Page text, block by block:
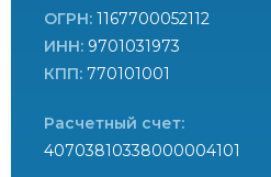
ОГРН: 1167700052112
ИНН: 9701031973
КПП: 770101001
Расчетный счет:
40703810338000004101